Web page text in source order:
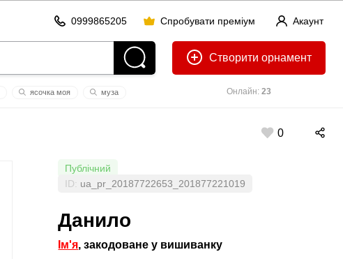
Акаунт
0999865205 Спробувати преміум
Створити
Онлайн: 23
ясочка моя
муза
0
Публічний
ID: ua_pr_20187722653_201877221019
Данило
Ім'я, закодоване у вишиванку